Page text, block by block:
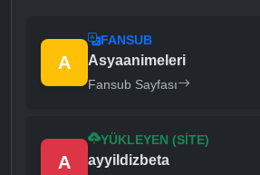
A
FANSUB
Asyaanimeleri
Fansub Sayfası
A
YÜKLEYEN (SITE)
ayyildizbeta